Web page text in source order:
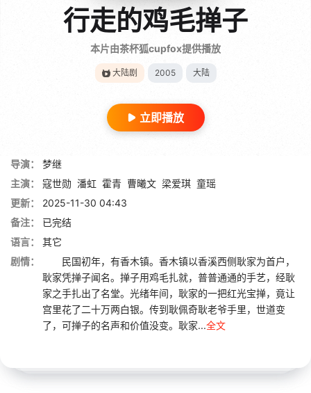
行走的鸡毛掸子
本片由茶杯狐cupfox提供播放
大陆剧 2005 大陆
立即播放
导演：
梦继
主演：
寇世勋 潘虹 霍青 曹曦文 梁爱琪 童瑶
更新：
2025-11-30 04:43
备注：
已完结
语言：
其它
剧情：
民国初年，有香木镇。香木镇以香溪西侧耿家为首户，
耿家凭掸子闻名。掸子用鸡毛扎就，普普通通的手艺，经耿
家之手扎出了名堂。光绪年间，耿家的一把红光宝掸，竟让
宫里花了二十万两白银。传到耿佩奇耿老爷手里，世道变
了，可掸子的名声和价值没变。耿家...全文